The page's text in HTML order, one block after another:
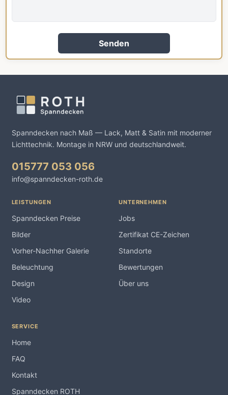
Senden
Spanndecken nach Maß — Lack, Matt & Satin mit moderner
Lichttechnik. Montage in NRW und deutschlandweit.
015777 053 056
info@spanndecken-roth.de
LEISTUNGEN
Spanndecken Preise
Bilder
Vorher-Nachher Galerie
Beleuchtung
Design
Video
UNTERNEHMEN
Jobs
Zertifikat CE-Zeichen
Standorte
Bewertungen
Über uns
SERVICE
Home
FAQ
Kontakt
Spanndecken ROTH